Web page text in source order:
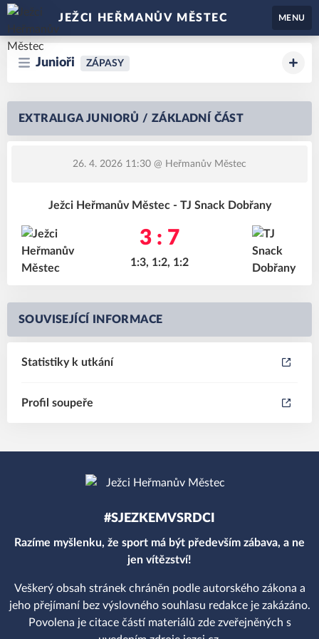
JEŽCI HEŘMANŮV MĚSTEC MENU
Junioři ZÁPASY
EXTRALIGA JUNIORŮ / ZÁKLADNÍ ČÁST
26. 4. 2026 11:30 @ Heřmanův Městec
Ježci Heřmanův Městec - TJ Snack Dobřany
3 : 7
1:3, 1:2, 1:2
SOUVISEJÍCÍ INFORMACE
Statistiky k utkání
Profil soupeře
#SJEZKEMVSRDCI
Razíme myšlenku, že sport má být především zábava, a ne
jen vítězství!
Veškerý obsah stránek chráněn podle autorského zákona a
jeho přejímaní bez výslovného souhlasu redakce je zakázáno.
Povolena je citace částí materiálů zde zveřejněných s